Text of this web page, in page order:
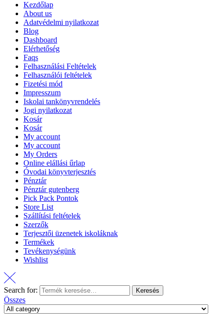
Kezdőlap
About us
Adatvédelmi nyilatkozat
Blog
Dashboard
Elérhetőség
Faqs
Felhasználási Feltételek
Felhasználói feltételek
Fizetési mód
Impresszum
Iskolai tankönyvrendelés
Jogi nyilatkozat
Kosár
Kosár
My account
My account
My Orders
Online elállási űrlap
Óvodai könyvterjesztés
Pénztár
Pénztár gutenberg
Pick Pack Pontok
Store List
Szállítási feltételek
Szerzők
Terjesztői üzenetek iskoláknak
Termékek
Tevékenységünk
Wishlist
Search for: Keresés
Összes